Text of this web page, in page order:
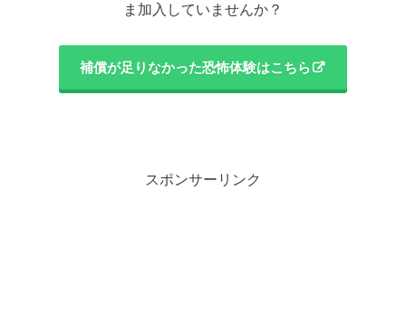
ま加入していませんか？
補償が足りなかった恐怖体験はこちら
スポンサーリンク